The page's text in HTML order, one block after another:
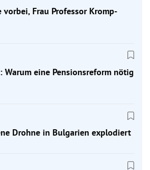
vorbei, Frau Professor Kromp-
Warum eine Pensionsreform nötig
Drohne in Bulgarien explodiert